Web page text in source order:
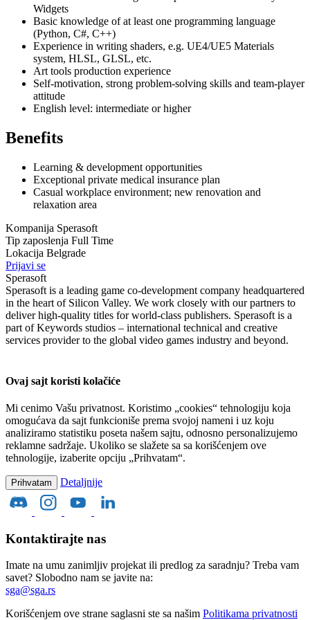
Widgets
Basic knowledge of at least one programming language
(Python, C#, C++)
Experience in writing shaders, e.g. UE4/UE5 Materials
system, HLSL, GLSL, etc.
Art tools production experience
Self-motivation, strong problem-solving skills and team-player
attitude
English level: intermediate or higher
Benefits
Learning & development opportunities
Exceptional private medical insurance plan
Casual workplace environment; new renovation and
relaxation area
Kompanija Sperasoft
Tip zaposlenja Full Time
Lokacija Belgrade
Prijavi se
Sperasoft
Sperasoft is a leading game co-development company headquartered
in the heart of Silicon Valley. We work closely with our partners to
deliver high-quality titles for world-class publishers. Sperasoft is a
part of Keywords studios – international technical and creative
services provider to the global video games industry and beyond.
Ovaj sajt koristi kolačiće
Mi cenimo Vašu privatnost. Koristimo „cookies“ tehnologiju koja
omogućava da sajt funkcioniše prema svojoj nameni i uz koju
analiziramo statistiku poseta našem sajtu, odnosno personalizujemo
reklamne sadržaje. Ukoliko se slažete sa sa korišćenjem ove
tehnologije, izaberite opciju „Prihvatam“.
Prihvatam Detaljnije
Kontaktirajte nas
Imate na umu zanimljiv projekat ili predlog za saradnju? Treba vam
savet? Slobodno nam se javite na:
sga@sga.rs
Korišćenjem ove strane saglasni ste sa našim Politikama privatnosti